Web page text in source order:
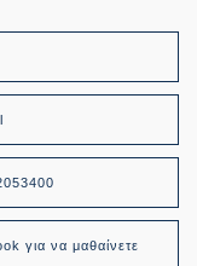
για να μαθαίνετε